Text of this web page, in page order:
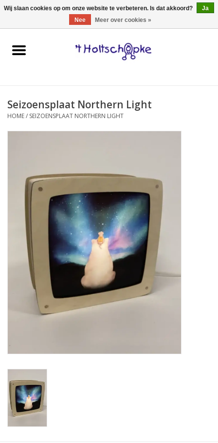
0 Artikelen - €0,00
Home
spellen
onderweg
hebbedingen
kinderkamer
eten & drinken
knuffels
Blogs
Seizoensplaat Northern Light
HOME/ SEIZOENSPLAAT NORTHERN LIGHT
Wij slaan cookies op om onze website te verbeteren. Is dat akkoord?
Ja
Nee
Meer over cookies »